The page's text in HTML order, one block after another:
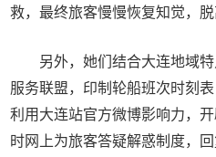
救，最终旅客慢慢恢复知觉，脱
另外，她们结合大连地域
服务联盟，印制轮船班次时刻
利用大连站官方微博影响力，
时网上为旅客答疑解惑制度，